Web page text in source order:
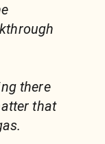
there
that